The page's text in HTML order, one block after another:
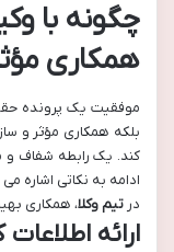
چگونه با
همکاری
موفقیت یک پرونده
بلکه همکاری مؤثر و
کند. یک رابطه شفاف و
ادامه به نکاتی اشاره
در تیم وکلا، همکاری
ارائه